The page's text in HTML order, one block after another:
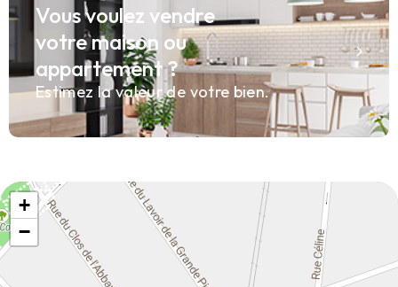
Vous voulez vendre
votre maison ou
appartement ?
Estimez la valeur de votre bien.
+
−